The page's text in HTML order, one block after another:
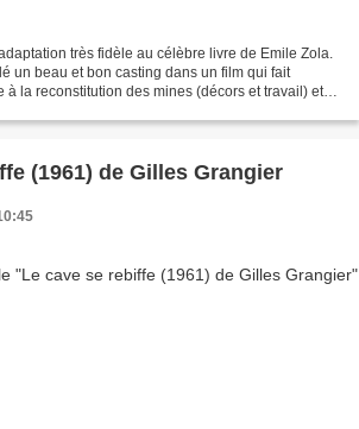
très fidèle au célèbre livre de Emile Zola.
un beau et bon casting dans un film qui fait
à la reconstitution des mines (décors et travail) et
(1961) de Gilles Grangier